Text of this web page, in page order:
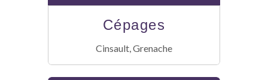
Cépages
Cinsault, Grenache